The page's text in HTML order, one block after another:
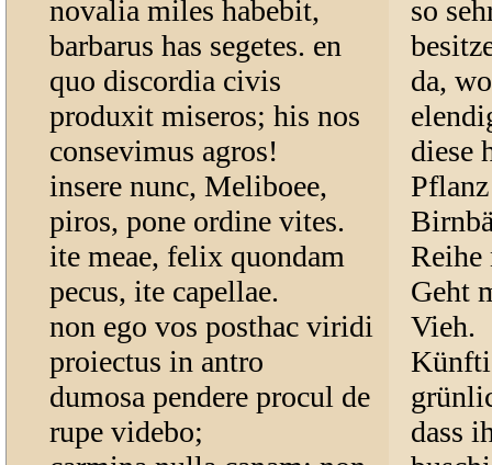
novalia miles habebit,
barbarus has segetes. en
quo discordia civis
produxit miseros; his nos
consevimus agros!
insere nunc, Meliboee,
piros, pone ordine vites.
ite meae, felix quondam
pecus, ite capellae.
non ego vos posthac viridi
proiectus in antro
dumosa pendere procul de
rupe videbo;
so
da,
diese
Reihe
Geht
Vieh.
dass